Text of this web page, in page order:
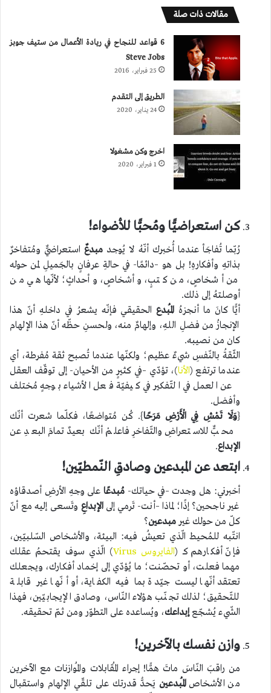
مقالات ذات صلة
6 قواعد للنجاح في ريادة الأعمال من ستيف جوبز
Steve Jobs
25 فبراير، 2016
الطريق إلى التقدم
24 يناير، 2020
اخرج وكن مشغولا
1 فبراير، 2020
كن استعراضيًّا ومُحبًّا للأضواء!
رُبّما تُفاجَأ عندما أُخبرك أنّهُ لا يُوجد مبدعٌاستعراضيٌّ ومُتفاخرٌ
بذاتهِ وأفكارهِ! بل هو –دائمًا- في حالةِ عرفانٍ بالجَميلِ لمن حوله
من أشخاصٍ، من كتبٍ، وأشخاصٍ، وأحداثٍ؛ لأنّها هي من
أوصلتهُ إلى ذلك.
أيًّا كانَ ما أنجزهُ المُبدعالحقيقي فإنّه يشعرُ في داخلهِ أنّ هذا
الإنجازُ من فضلِ اللهِ، وإلهامٌ منه، ولحسنِ حظّه أنّ هذا الإلهام
كان من نصيبه.
الثّقةُ بالنّفسِ شيءٌ عظيم؛ ولكنّها عندما تُصبح ثقة مُفرطة، أي
عندما ترتفع (الأنا)، تؤدّي –في كثيرٍ من الأحيان- إلى توقّف العقل
عن العمل في التّفكير في كيفيّة فعل الأشياء بوجهٍ مُختلف
وأفضل.
{وَلَا تَمْشِ فِي الْأَرْضِ مَرَحًا}. كُن مُتواضعًا، فكلّما شعرت أنّك
محبٌّ للاستعراضِ والتّفاخرِ فاعلمْ أنّك بعيدٌ تمامَ البعدِ عن
الإبداع.
ابتعد عن المبدعين وصادقِ النّمطيّين!
أخبرني: هل وجدت –في حياتك- مُبدعًاعلى وجهِ الأرضِ أصدقاؤه
غير ناجحين؟ إذًا؛ لماذا –أنت- تَرمي إلىالإبداعِ وتَسعى إليه مع أنّ
كلّ من حولك غير مبدعين؟
انتّبه للمُحيط الّذي تعيشُ فيه: البيئة، والأشخاص السّلبيّين،
فإنّ أفكارهم كـ (الفايروس Virus
) الّذي سوف يقتحمُ عقلك
مهما فعلت، أو تحصّنت؛ ما يُؤدّي إلى إخماد أفكارك، ويجعلك
تعتقد أنّها ليست جيّدة بما فيه الكفاية، أو أنّها غير قابلة
للتّحقيق؛ لذلك تجنّب هؤلاء النّاس، وصادق الإيجابيّين، فهذا
الشّيء يُشجّعإبداعك، ويُساعده على التطوّر ومن ثمّ تحقيقه.
وازن نفسك بالآخرين!
من راقبَ النّاسَ ماتَ همًّا! إجراء المُقابلات والمُوازنات مع الآخرين
من الأشخاص المُبدعينيَحدُّ قدرتك على تلقّي الإلهام واستقبال